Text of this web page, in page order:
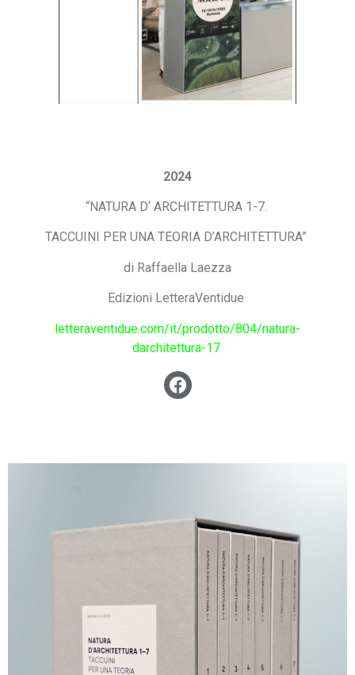
2024
“NATURA D‘ ARCHITETTURA1-7.
TACCUINI PER UNA TEORIA D’ARCHITETTURA”
di Raffaella Laezza
Edizioni LetteraVentidue
letteraventidue.com/it/prodotto/804/natura-
darchitettura-17